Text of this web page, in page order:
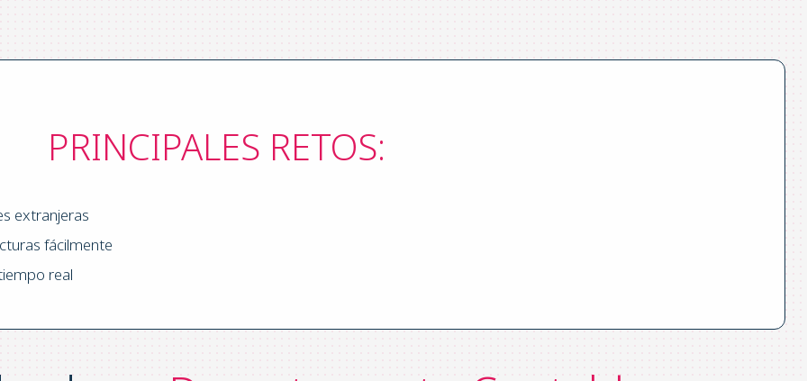
PRINCIPALES RETOS:
extranjeras
fácilmente
real